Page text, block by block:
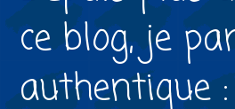
ce blog, je
authentique